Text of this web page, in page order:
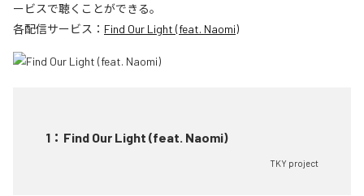
ービスで聴くことができる。
各配信サービス： Find Our Light (feat. Naomi)
1 ： Find Our Light (feat. Naomi)
TKY project